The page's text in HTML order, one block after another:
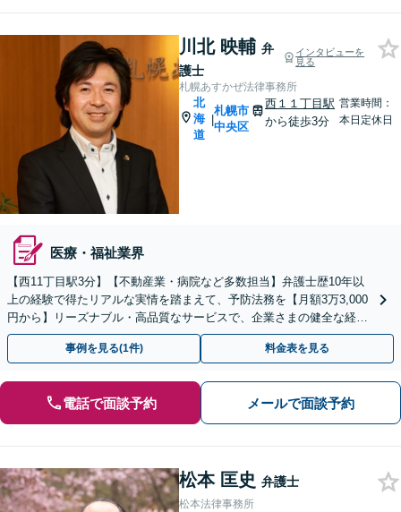
川北 映輔 弁
護士
インタビューを
見る
札幌あすかぜ法律事務所
北
海
道
|
札幌市
中央区
西１１丁目駅
から徒歩3分
営業時間：
本日定休日
医療・福祉業界
【西11丁目駅3分】【不動産業・病院など多数担当】弁護士歴10年以
上の経験で得たリアルな実情を踏まえて、予防法務を【月額3万3,000
円から】リーズナブル・高品質なサービスで、企業さまの健全な経営
をサポート【初回面談無料】【夜間面談可】
事例を見る(1件) 料金表を見る
電話で面談予約 メールで面談予約
松本 匡史 弁護士
松本法律事務所